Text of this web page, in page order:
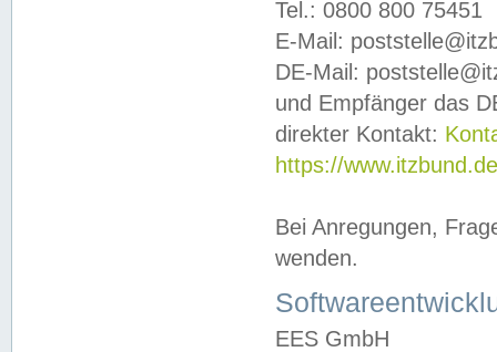
Tel.: 0800 800 75451
E-Mail:
DE-Mail:
und Empfänger das
direkter Kontakt:
https://
Bei Anregungen,
wenden.
EES GmbH